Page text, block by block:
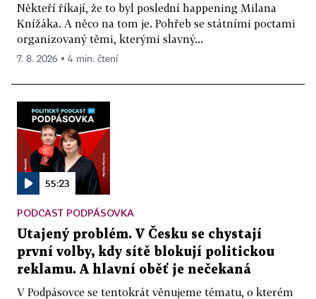
Někteří říkají, že to byl poslední happening Milana
Knížáka. A něco na tom je. Pohřeb se státními poctami
organizovaný těmi, kterými slavný...
7. 8. 2026 ▪ 4 min. čtení
55:23
PODCAST PODPÁSOVKA
Utajený problém. V Česku se chystají
první volby, kdy sítě blokují politickou
reklamu. A hlavní oběť je nečekaná
V Podpásovce se tentokrát věnujeme tématu, o kterém